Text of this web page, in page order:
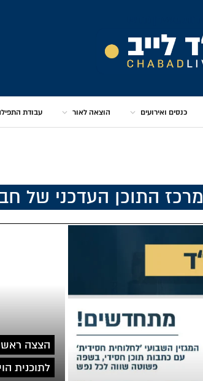
כנסים ואירועים הוצאה לאור עבודת
מרכז התוכן העדכני של
הצצה
לתוכנית